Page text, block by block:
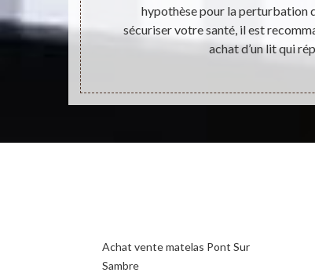
siégés à
la région de
hypothèse pour la perturbation
sécuriser votre santé, il est
achat d’un lit qui
Achat vente matelas Pont Sur
Sambre